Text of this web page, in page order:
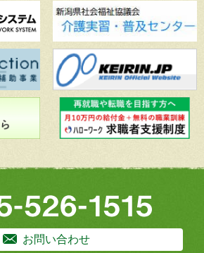
お問い合わせ